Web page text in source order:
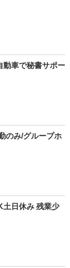
動車で秘書サポー
のみ/グループホ
土日休み 残業少